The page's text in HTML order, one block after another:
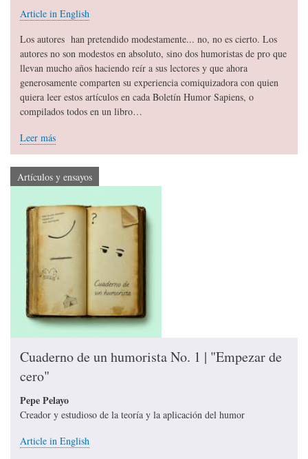
Article in English
Los autores han pretendido modestamente... no, no es cierto. Los
autores no son modestos en absoluto, sino dos humoristas de pro que
llevan mucho años haciendo reír a sus lectores y que ahora
generosamente comparten su experiencia comiquizadora con quien
quiera leer estos artículos en cada Boletín Humor Sapiens, o
compilados todos en un libro…
Leer más
Artículos y ensayos
Cuaderno de un humorista No. 1 | "Empezar de
cero"
Pepe Pelayo
Creador y estudioso de la teoría y la aplicación del humor
Article in English